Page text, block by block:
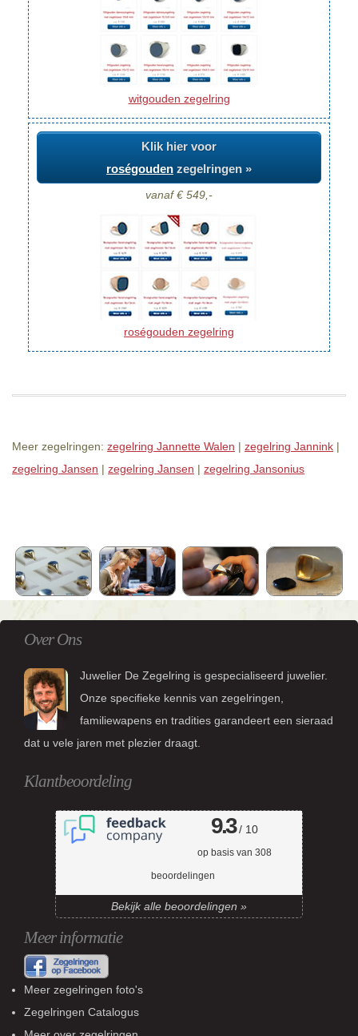
witgouden zegelring
Klik hier voor
roségouden zegelringen »
vanaf € 549,-
roségouden zegelring
Meer zegelringen: zegelring Jannette Walen | zegelring Jannink |
zegelring Jansen | zegelring Jansen | zegelring Jansonius
Over Ons
Juwelier De Zegelring is gespecialiseerd juwelier.
Onze specifieke kennis van zegelringen,
familiewapens en tradities garandeert een sieraad
dat u vele jaren met plezier draagt.
Klantbeoordeling
9.3/ 10
op basis van 308
beoordelingen
Bekijk alle beoordelingen »
Meer informatie
Meer zegelringen foto's
Zegelringen Catalogus